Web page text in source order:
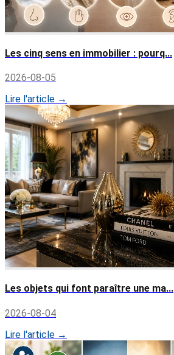
Les cinq sens en immobilier : pourq...
2026-08-05
Lire l'article →
Les objets qui font paraître une ma...
2026-08-04
Lire l'article →